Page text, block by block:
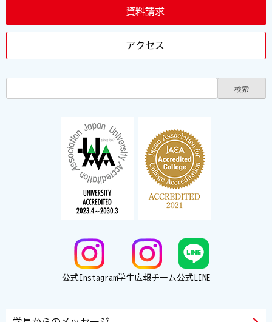
資料請求
アクセス
公式Instagram学生広報チーム公式LINE